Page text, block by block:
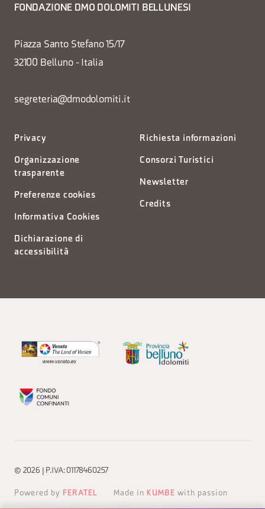
FONDAZIONE DMO DOLOMITI BELLUNESI
Piazza Santo Stefano 15/17
32100 Belluno - Italia
segreteria@dmodolomiti.it
Privacy
Organizzazione
trasparente
Preferenze cookies
Informativa Cookies
Dichiarazione di
accessibilità
Richiesta informazioni
Consorzi Turistici
Newsletter
Credits
© 2026 | P.IVA: 01178460257
Powered by FERATEL Made in KUMBE with passion